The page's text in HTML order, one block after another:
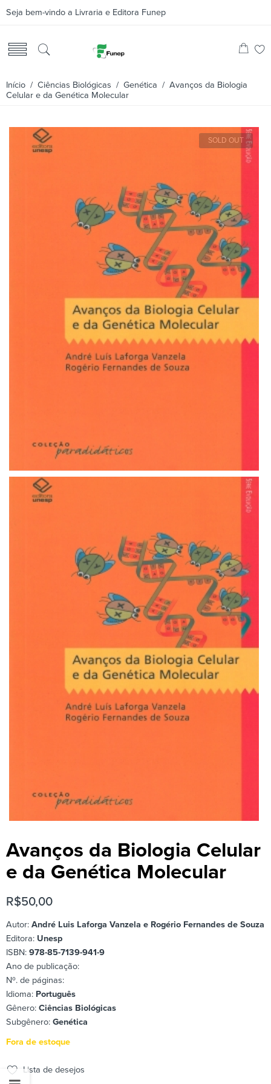
Seja bem-vindo a Livraria e Editora Funep
Início / Ciências Biológicas / Genética / Avanços da Biologia
Celular e da Genética Molecular
SOLD OUT
Avanços da Biologia Celular
e da Genética Molecular
R$50,00
Autor: André Luis Laforga Vanzela e Rogério Fernandes de Souza
Editora: Unesp
ISBN: 978-85-7139-941-9
Ano de publicação:
Nº. de páginas:
Idioma: Português
Gênero: Ciências Biológicas
Subgênero: Genética
Fora de estoque
Lista de desejos